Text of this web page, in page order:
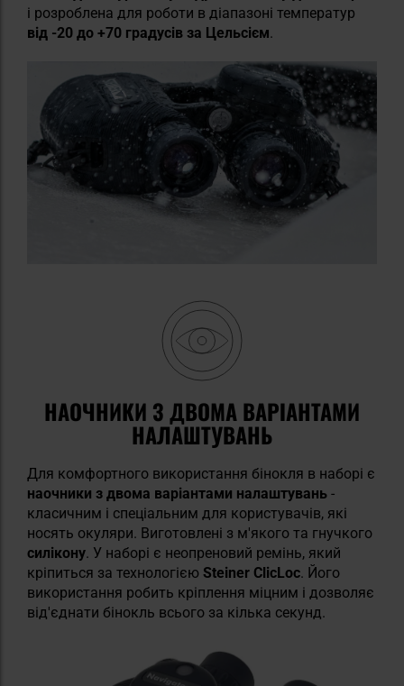
і розроблена для роботи в діапазоні температур
від -20 до +70 градусів за Цельсієм.
НАОЧНИКИ З ДВОМА ВАРІАНТАМИ
НАЛАШТУВАНЬ
Для комфортного використання бінокля в наборі є
наочники з двома варіантами налаштувань -
класичним і спеціальним для користувачів, які
носять окуляри. Виготовлені з м'якого та гнучкого
силікону. У наборі є неопреновий ремінь, який
кріпиться за технологією Steiner ClicLoc. Його
використання робить кріплення міцним і дозволяє
від'єднати бінокль всього за кілька секунд.